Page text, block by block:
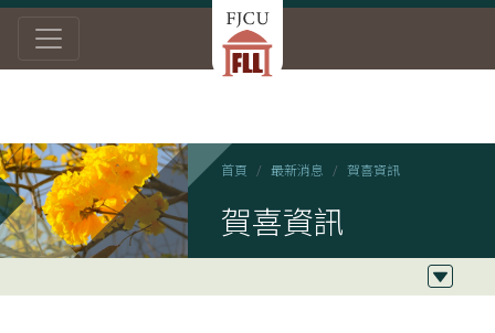
首頁 最新消息 賀喜資訊
賀喜資訊